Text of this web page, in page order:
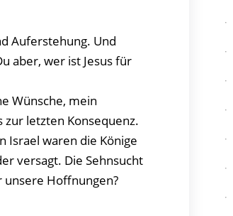
Auferstehung. Und
aber, wer ist Jesus für
Wünsche, mein
zur letzten Konsequenz.
Israel waren die Könige
versagt. Die Sehnsucht
Hoffnungen?